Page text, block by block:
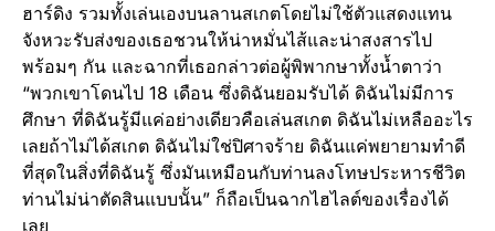
ฮาร์ดิง รวมทั้งเล่นเองบนลานสเกตโดยไม่ใช้ตัวแสดงแทน
จังหวะรับส่งของเธอชวนให้น่าหมั่นไส้และน่าสงสารไป
พร้อมๆ กัน และฉากที่เธอกล่าวต่อผู้พิพากษาทั้งน้ำตาว่า
“พวกเขาโดนไป 18 เดือน ซึ่งดิฉันยอมรับได้ ดิฉันไม่มีการ
ศึกษา ที่ดิฉันรู้มีแค่อย่างเดียวคือเล่นสเกต ดิฉันไม่เหลืออะไร
เลยถ้าไม่ได้สเกต ดิฉันไม่ใช่ปิศาจร้าย ดิฉันแค่พยายามทำดี
ที่สุดในสิ่งที่ดิฉันรู้ ซึ่งมันเหมือนกับท่านลงโทษประหารชีวิต
ท่านไม่น่าตัดสินแบบนั้น” ก็ถือเป็นฉากไฮไลต์ของเรื่องได้
เลย